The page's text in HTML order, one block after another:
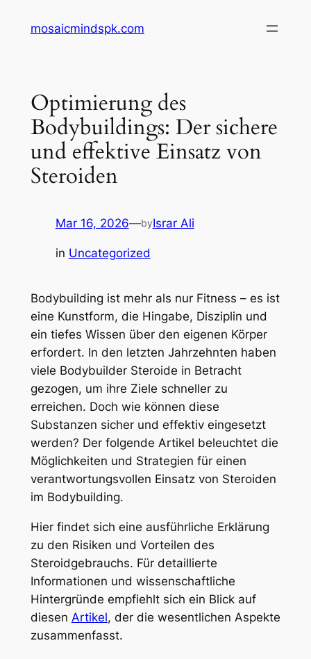
mosaicmindspk.com
Optimierung des
Bodybuildings: Der sichere
und effektive Einsatz von
Steroiden
Mar 16, 2026—byIsrar Ali
in Uncategorized
Bodybuilding ist mehr als nur Fitness – es ist
eine Kunstform, die Hingabe, Disziplin und
ein tiefes Wissen über den eigenen Körper
erfordert. In den letzten Jahrzehnten haben
viele Bodybuilder Steroide in Betracht
gezogen, um ihre Ziele schneller zu
erreichen. Doch wie können diese
Substanzen sicher und effektiv eingesetzt
werden? Der folgende Artikel beleuchtet die
Möglichkeiten und Strategien für einen
verantwortungsvollen Einsatz von Steroiden
im Bodybuilding.
Hier findet sich eine ausführliche Erklärung
zu den Risiken und Vorteilen des
Steroidgebrauchs. Für detaillierte
Informationen und wissenschaftliche
Hintergründe empfiehlt sich ein Blick auf
diesen Artikel, der die wesentlichen Aspekte
zusammenfasst.